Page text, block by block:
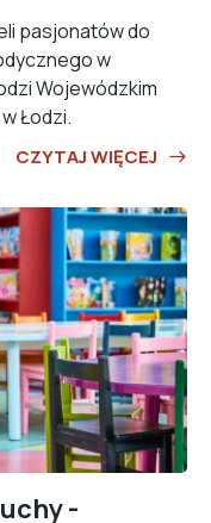
pasjonatów do
w
Wojewódzkim
Łodzi.
CZYTAJ WIĘCEJ
-